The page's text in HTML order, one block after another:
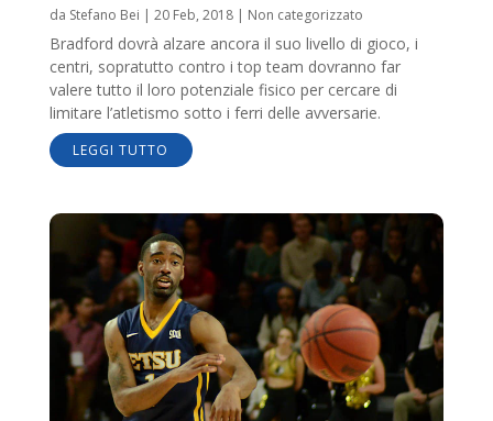
da Stefano Bei | 20 Feb, 2018| Non categorizzato
Bradford dovrà alzare ancora il suo livello di gioco, i
centri, sopratutto contro i top team dovranno far
valere tutto il loro potenziale fisico per cercare di
limitare l’atletismo sotto i ferri delle avversarie.
LEGGI TUTTO